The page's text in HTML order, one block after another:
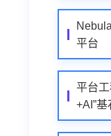
平台
平台
+AI”基